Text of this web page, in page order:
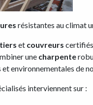
résistantes au climat
et couvreurs certifiés
une charpente
environnementales de
interviennent sur :